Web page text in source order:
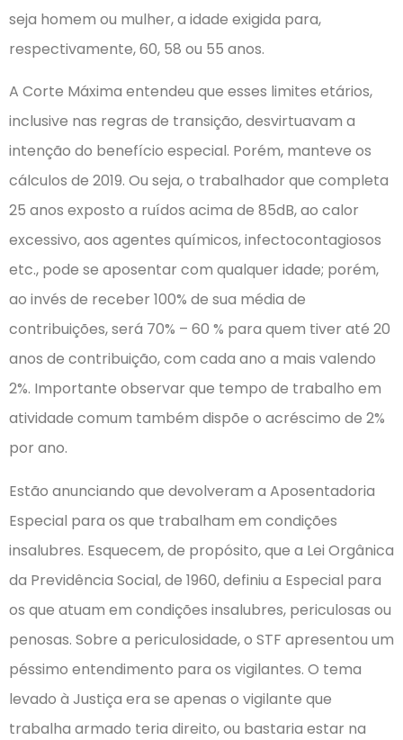
seja homem ou mulher, a idade exigida para,
respectivamente, 60, 58 ou 55 anos.
A Corte Máxima entendeu que esses limites etários,
inclusive nas regras de transição, desvirtuavam a
intenção do benefício especial. Porém, manteve os
cálculos de 2019. Ou seja, o trabalhador que completa
25 anos exposto a ruídos acima de 85dB, ao calor
excessivo, aos agentes químicos, infectocontagiosos
etc., pode se aposentar com qualquer idade; porém,
ao invés de receber 100% de sua média de
contribuições, será 70% – 60 % para quem tiver até 20
anos de contribuição, com cada ano a mais valendo
2%. Importante observar que tempo de trabalho em
atividade comum também dispõe o acréscimo de 2%
por ano.
Estão anunciando que devolveram a Aposentadoria
Especial para os que trabalham em condições
insalubres. Esquecem, de propósito, que a Lei Orgânica
da Previdência Social, de 1960, definiu a Especial para
os que atuam em condições insalubres, periculosas ou
penosas. Sobre a periculosidade, o STF apresentou um
péssimo entendimento para os vigilantes. O tema
levado à Justiça era se apenas o vigilante que
trabalha armado teria direito, ou bastaria estar na